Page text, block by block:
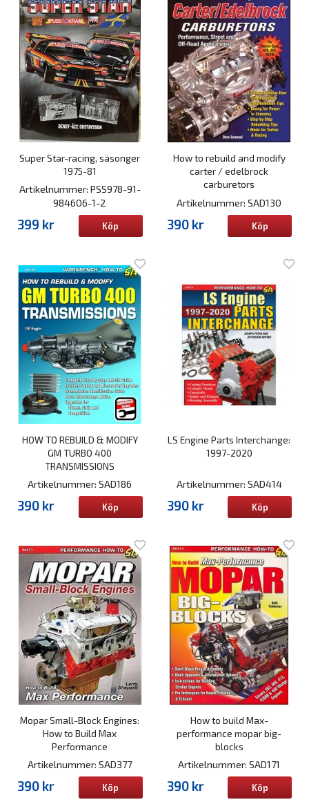
Super Star-racing, säsonger
1975-81
Artikelnummer: PSS978-91-
984606-1-2
399 kr Köp
How to rebuild and modify
carter / edelbrock
carburetors
Artikelnummer: SAD130
390 kr Köp
HOW TO REBUILD & MODIFY
GM TURBO 400
TRANSMISSIONS
Artikelnummer: SAD186
390 kr Köp
LS Engine Parts Interchange:
1997-2020
Artikelnummer: SAD414
390 kr Köp
Mopar Small-Block Engines:
How to Build Max
Performance
Artikelnummer: SAD377
390 kr Köp
How to build Max-
performance mopar big-
blocks
Artikelnummer: SAD171
390 kr Köp